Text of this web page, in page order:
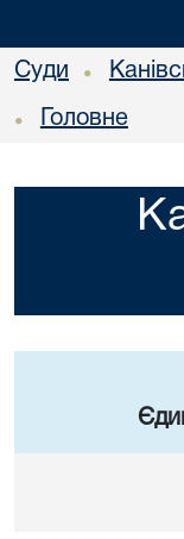
Суди •
• Головне